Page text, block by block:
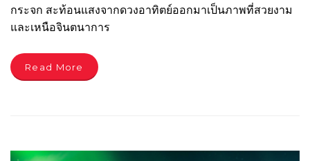
กระจก สะท้อนแสงจากดวงอาทิตย์ออกมาเป็นภาพที่สวยงาม
และเหนือจินตนาการ
Read More